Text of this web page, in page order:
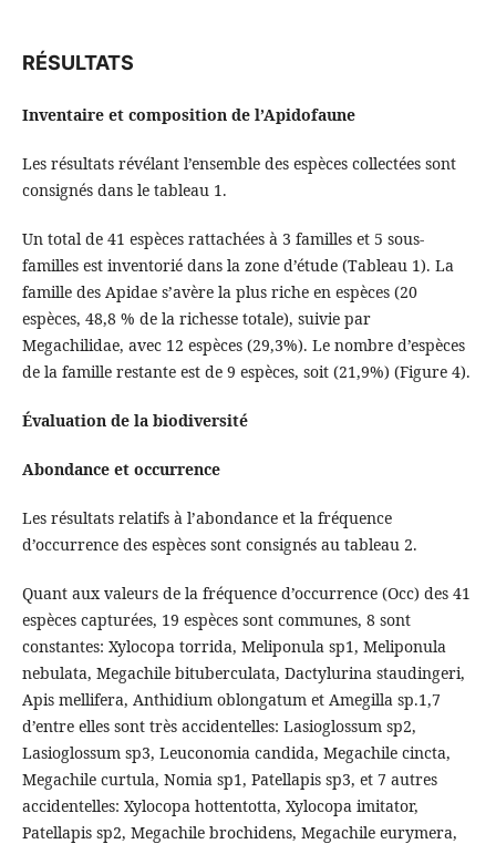
RÉSULTATS
Inventaire et composition de l’Apidofaune
Les résultats révélant l’ensemble des espèces collectées sont
consignés dans le tableau 1.
Un total de 41 espèces rattachées à 3 familles et 5 sous-
familles est inventorié dans la zone d’étude (Tableau 1). La
famille des Apidae s’avère la plus riche en espèces (20
espèces, 48,8 % de la richesse totale), suivie par
Megachilidae, avec 12 espèces (29,3%). Le nombre d’espèces
de la famille restante est de 9 espèces, soit (21,9%) (Figure 4).
Évaluation de la biodiversité
Abondance et occurrence
Les résultats relatifs à l’abondance et la fréquence
d’occurrence des espèces sont consignés au tableau 2.
Quant aux valeurs de la fréquence d’occurrence (Occ) des 41
espèces capturées, 19 espèces sont communes, 8 sont
constantes: Xylocopa torrida, Meliponula sp1, Meliponula
nebulata, Megachile bituberculata, Dactylurina staudingeri,
Apis mellifera, Anthidium oblongatum et Amegilla sp.1,7
d’entre elles sont très accidentelles: Lasioglossum sp2,
Lasioglossum sp3, Leuconomia candida, Megachile cincta,
Megachile curtula, Nomia sp1, Patellapis sp3, et 7 autres
accidentelles: Xylocopa hottentotta, Xylocopa imitator,
Patellapis sp2, Megachile brochidens, Megachile eurymera,